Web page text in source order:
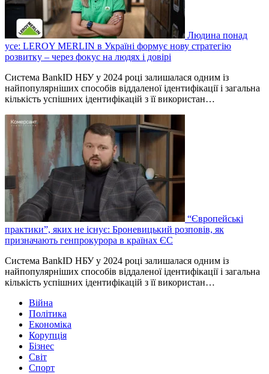
Людина понад
усе: LEROY MERLIN в Україні формує нову стратегію
розвитку – через фокус на людях і довірі
Система BankID НБУ у 2024 році залишалася одним із
найпопулярніших способів віддаленої ідентифікації і загальна
кількість успішних ідентифікацій з її використан…
“Європейські
практики”, яких не існує: Броневицький розповів, як
призначають генпрокурора в країнах ЄС
Система BankID НБУ у 2024 році залишалася одним із
найпопулярніших способів віддаленої ідентифікації і загальна
кількість успішних ідентифікацій з її використан…
Війна
Політика
Економіка
Корупція
Бізнес
Світ
Спорт